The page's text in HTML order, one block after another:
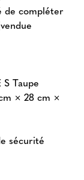
de compléter
Taupe
× 28 cm ×
sécurité